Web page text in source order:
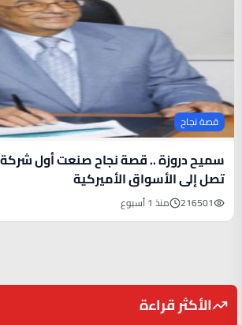
قصة نجاح
سميح دروزة .. قصة نجاح صنعت أول
تصل إلى الأسواق الأميركية
216501 منذ 1 أسبوع
الأكثر قراءة